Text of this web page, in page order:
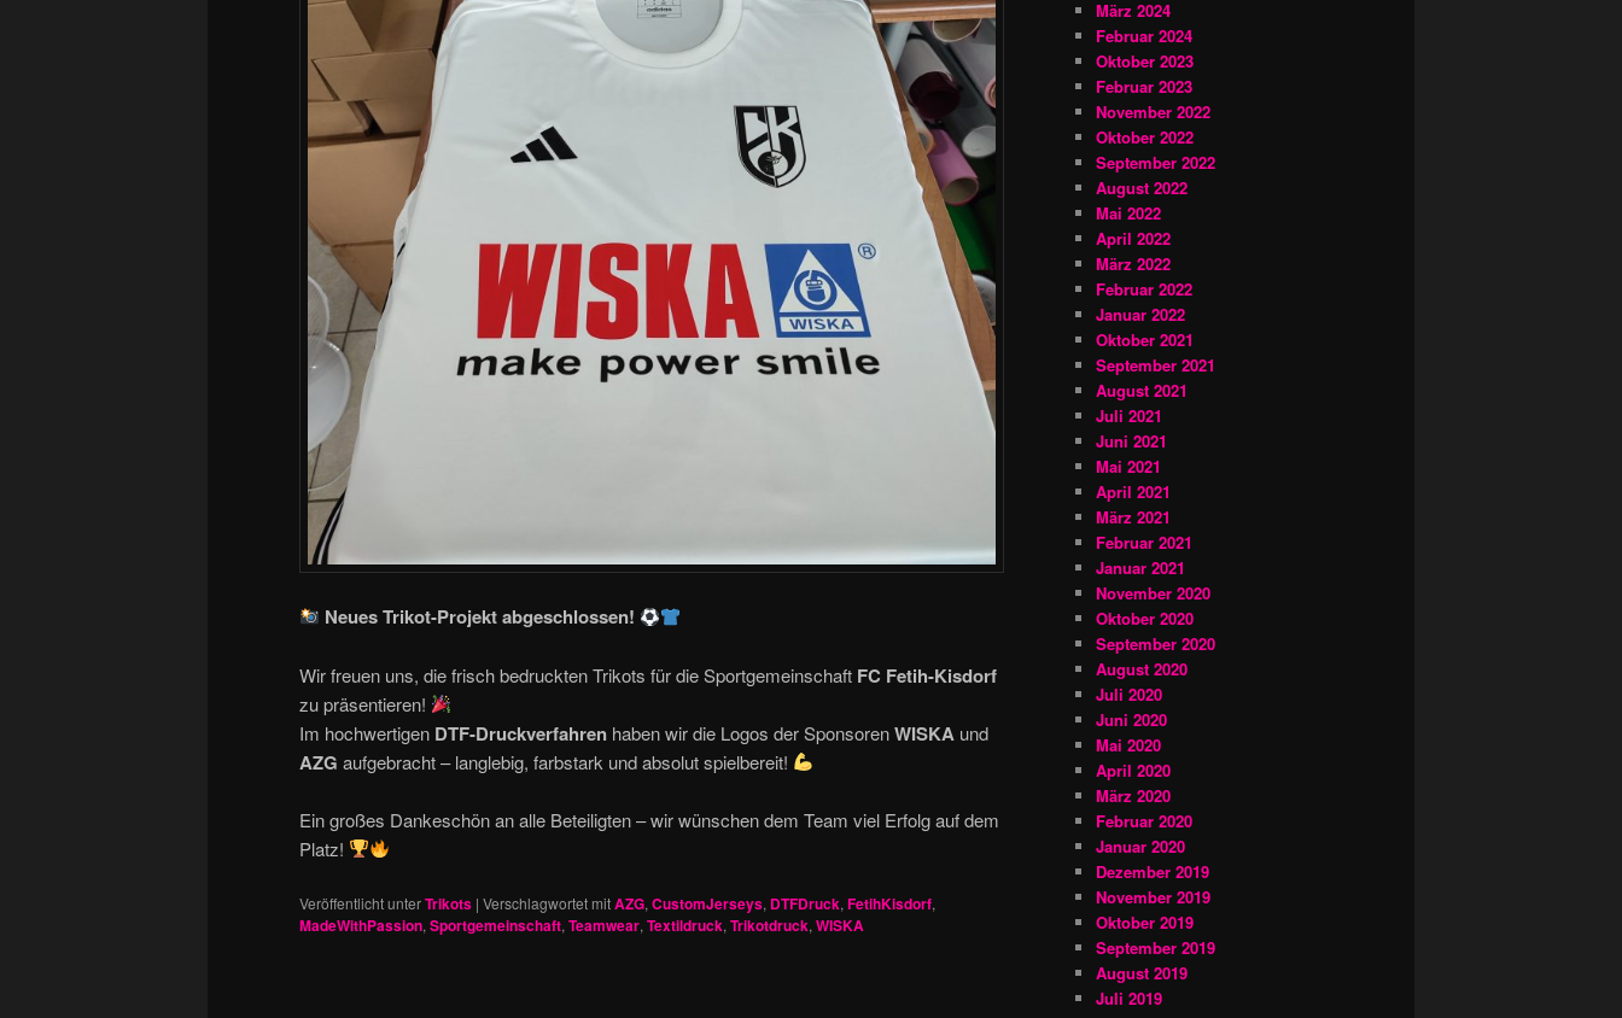
Neues Trikot-Projekt abgeschlossen!
Wir freuen uns, die frisch bedruckten Trikots für die Sportgemeinschaft FC Fetih-Kisdorf
zu präsentieren!
Im hochwertigen DTF-Druckverfahren haben wir die Logos der SponsorenWISKA und
AZG aufgebracht – langlebig, farbstark und absolut spielbereit!
Ein großes Dankeschön an alle Beteiligten – wir wünschen dem Team viel Erfolg auf dem
Platz!
Veröffentlicht unterTrikots | Verschlagwortet mitAZG, CustomJerseys, DTFDruck, FetihKisdorf,
MadeWithPassion, Sportgemeinschaft, Teamwear, Textildruck, Trikotdruck, WISKA
März 2024
Februar 2024
Oktober 2023
Februar 2023
November 2022
Oktober 2022
September 2022
August 2022
Mai 2022
April 2022
März 2022
Februar 2022
Januar 2022
Oktober 2021
September 2021
August 2021
Juli 2021
Juni 2021
Mai 2021
April 2021
März 2021
Februar 2021
Januar 2021
November 2020
Oktober 2020
September 2020
August 2020
Juli 2020
Juni 2020
Mai 2020
April 2020
März 2020
Februar 2020
Januar 2020
Dezember 2019
November 2019
Oktober 2019
September 2019
August 2019
Juli 2019